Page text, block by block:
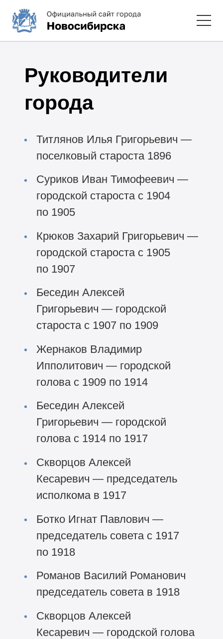
Руководители
города
Титлянов Илья Григорьевич —
поселковый староста 1896
Суриков Иван Тимофеевич —
городской староста с 1904
по 1905
Крюков Захарий Григорьевич —
городской староста с 1905
по 1907
Беседин Алексей
Григорьевич — городской
староста с 1907 по 1909
Жернаков Владимир
Ипполитович — городской
голова с 1909 по 1914
Беседин Алексей
Григорьевич — городской
голова с 1914 по 1917
Скворцов Алексей
Кесаревич — председатель
исполкома в 1917
Ботко Игнат Павлович —
председатель совета с 1917
по 1918
Романов Василий Романович
председатель совета в 1918
Скворцов Алексей
Кесаревич — городской голова